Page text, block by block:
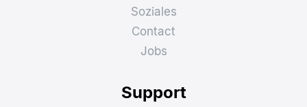
Soziales
Contact
Jobs
Support